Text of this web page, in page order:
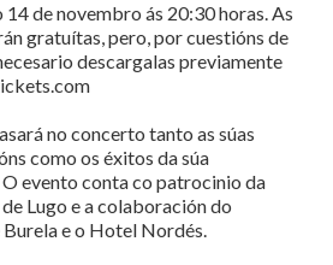
14 de novembro ás 20:30 horas. As
gratuítas, pero, por cuestións de
descargalas previamente
no concerto tanto as súas
como os éxitos da súa
evento conta co patrocinio da
Lugo e a colaboración do
e o Hotel Nordés.